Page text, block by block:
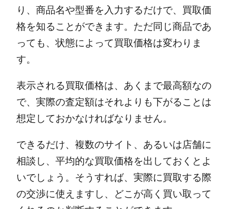
り、商品名や型番を入力するだけで、買取価
格を知ることができます。 ただ同じ商品であ
っても、状態によって買取価格は変わりま
す。
表示される買取価格は、あくまで最高額なの
で、実際の査定額はそれよりも下がることは
想定しておかなければなりません。
できるだけ、複数のサイト、あるいは店舗に
相談し、平均的な買取価格を出しておくとよ
いでしょう。 そうすれば、実際に買取する際
の交渉に使えますし、どこが高く買い取って